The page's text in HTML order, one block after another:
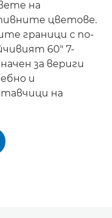
на
цветове.
граници с по-
60" 7-
за вериги
и
на